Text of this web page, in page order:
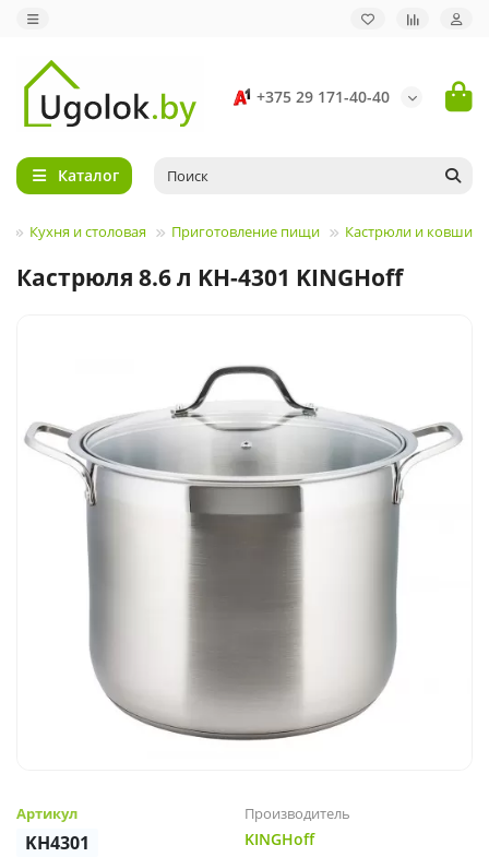
+375 29 171-40-40
Каталог
Кухня и столовая Приготовление пищи Кастрюли и ковши
Кастрюля 8.6 л KH-4301 KINGHoff
Артикул
KH4301
Производитель
KINGHoff